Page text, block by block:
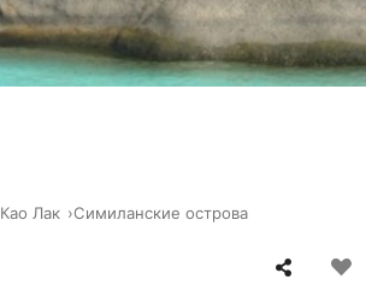
Као Лак Симиланские острова